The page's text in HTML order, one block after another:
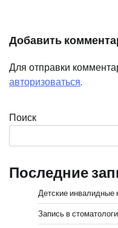
Добавить
Для отправки
авторизоваться.
Поиск
Последние
Детские инвалидные
Запись в